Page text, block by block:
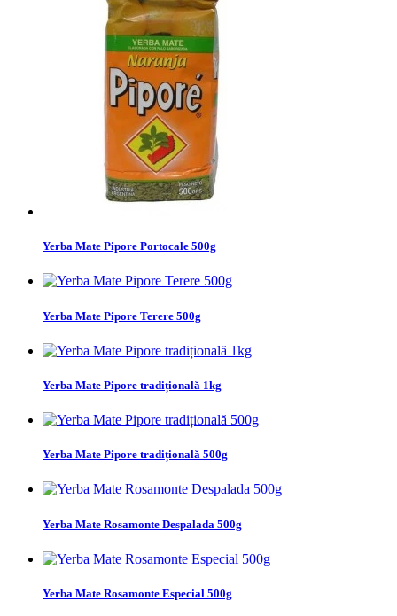
Yerba Mate Pipore Portocale 500g
Yerba Mate Pipore Terere 500g
Yerba Mate Pipore tradițională 1kg
Yerba Mate Pipore tradițională 500g
Yerba Mate Rosamonte Despalada 500g
Yerba Mate Rosamonte Especial 500g